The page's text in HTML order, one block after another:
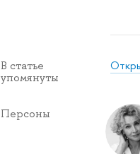
В статье
упомянуты
Персоны